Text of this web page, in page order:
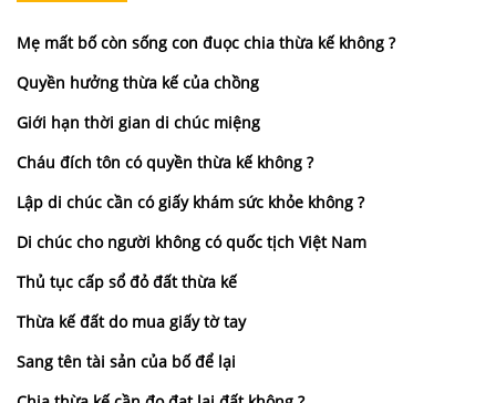
Mẹ mất bố còn sống con đuọc chia thừa kế không ?
Quyền hưởng thừa kế của chồng
Giới hạn thời gian di chúc miệng
Cháu đích tôn có quyền thừa kế không ?
Lập di chúc cần có giấy khám sức khỏe không ?
Di chúc cho người không có quốc tịch Việt Nam
Thủ tục cấp sổ đỏ đất thừa kế
Thừa kế đất do mua giấy tờ tay
Sang tên tài sản của bố để lại